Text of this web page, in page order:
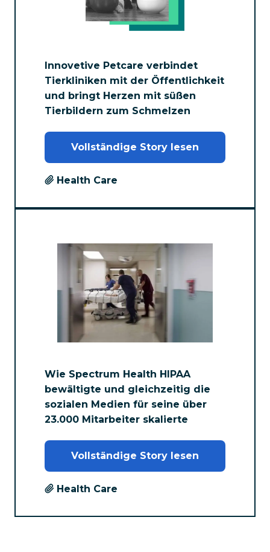
Innovetive Petcare verbindet
Tierkliniken mit der Öffentlichkeit
und bringt Herzen mit süßen
Tierbildern zum Schmelzen
Vollständige Story lesen
Health Care
Wie Spectrum Health HIPAA
bewältigte und gleichzeitig die
sozialen Medien für seine über
23.000 Mitarbeiter skalierte
Vollständige Story lesen
Health Care